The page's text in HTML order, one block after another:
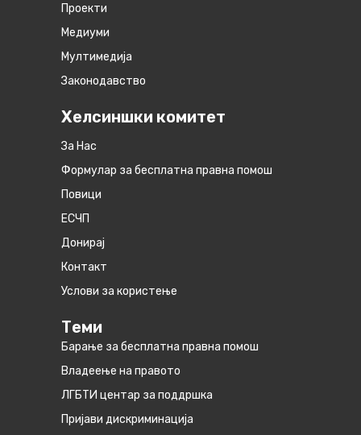
Проекти
Медиуми
Мултимедија
Законодавство
Хелсиншки комитет
За Нас
Формулар за бесплатна правна помош
Повици
ЕСЧП
Донирај
Контакт
Услови за користење
Теми
Барање за бесплатна правна помош
Владеење на правото
ЛГБТИ центар за поддршка
Пријави дискриминација